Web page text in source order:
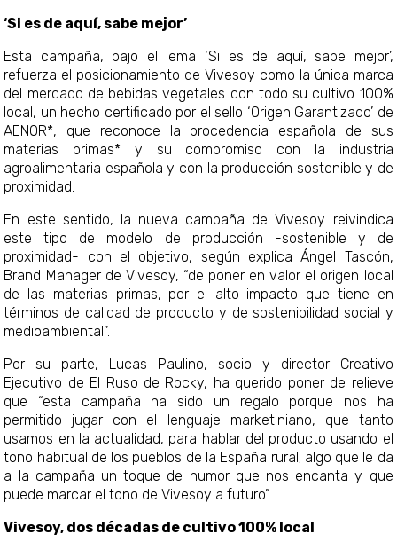
‘Si es de aquí, sabe mejor’
Esta campaña, bajo el lema ‘Si es de aquí, sabe mejor’,
refuerza el posicionamiento de Vivesoy como la única marca
del mercado de bebidas vegetales con todo su cultivo 100%
local, un hecho certificado por el sello ‘Origen Garantizado’ de
AENOR*, que reconoce la procedencia española de sus
materias primas* y su compromiso con la industria
agroalimentaria española y con la producción sostenible y de
proximidad.
En este sentido, la nueva campaña de Vivesoy reivindica
este tipo de modelo de producción -sostenible y de
proximidad- con el objetivo, según explica Ángel Tascón,
Brand Manager de Vivesoy, “de poner en valor el origen local
de las materias primas, por el alto impacto que tiene en
términos de calidad de producto y de sostenibilidad social y
medioambiental”.
Por su parte, Lucas Paulino, socio y director Creativo
Ejecutivo de El Ruso de Rocky, ha querido poner de relieve
que “esta campaña ha sido un regalo porque nos ha
permitido jugar con el lenguaje marketiniano, que tanto
usamos en la actualidad, para hablar del producto usando el
tono habitual de los pueblos de la España rural; algo que le da
a la campaña un toque de humor que nos encanta y que
puede marcar el tono de Vivesoy a futuro”.
Vivesoy, dos décadas de cultivo 100% local